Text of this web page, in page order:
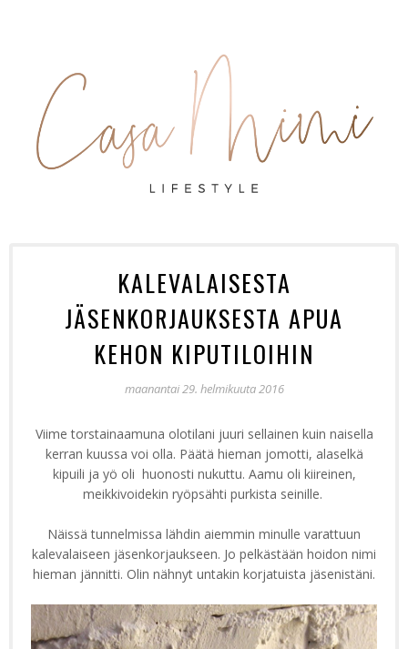
KALEVALAISESTA
JÄSENKORJAUKSESTA APUA
KEHON KIPUTILOIHIN
maanantai 29. helmikuuta 2016
Viime torstainaamuna olotilani juuri sellainen kuin naisella
kerran kuussa voi olla. Päätä hieman jomotti, alaselkä
kipuili ja yö oli huonosti nukuttu. Aamu oli kiireinen,
meikkivoidekin ryöpsähti purkista seinille.
Näissä tunnelmissa lähdin aiemmin minulle varattuun
kalevalaiseen jäsenkorjaukseen. Jo pelkästään hoidon nimi
hieman jännitti. Olin nähnyt untakin korjatuista jäsenistäni.